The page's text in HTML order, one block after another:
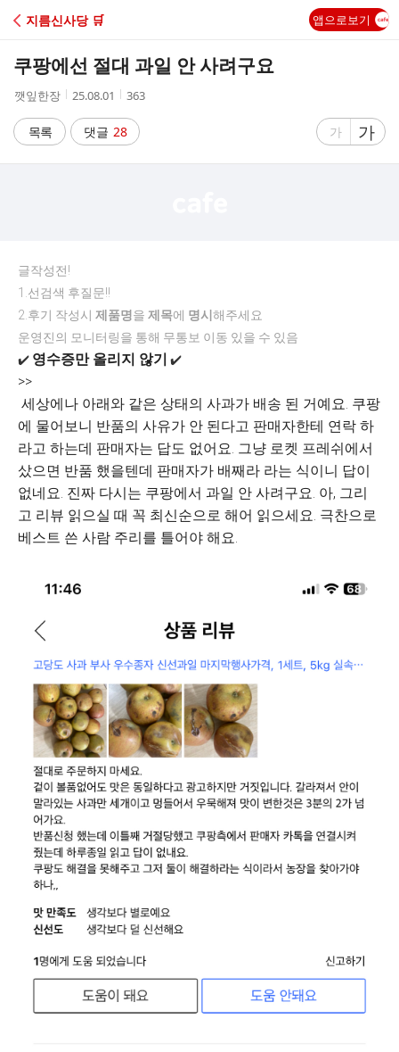
C
지름신사당 🛒 앱으로보기
쿠팡에선 절대 과일 안 사려구요
작
자
깻잎한장
작
시
간
25.08.01
조
수
363
목록 댓글 28
글
가
글
자
가
글작성전!
1.선검색 후질문!!
2.후기 작성시 제품명 을 제목에 명시 해주세요
운영진의 모니터링을 통해 무통보 이동 있을 수 있음
✔️ 영수증만 올리지 않기 ✔️
>>
세상에나 아래와 같은 상태의 사과가 배송 된 거예요. 쿠팡
에 물어보니 반품의 사유가 안 된다고 판매자한테 연락 하
라고 하는데 판매자는 답도 없어요. 그냥 로켓 프레쉬에서
샀으면 반품 했을텐데 판매자가 배째라 라는 식이니 답이
없네요. 진짜 다시는 쿠팡에서 과일 안 사려구요. 아, 그리
고 리뷰 읽으실 때 꼭 최신순으로 해어 읽으세요. 극찬으로
베스트 쓴 사람 주리를 틀어야 해요.